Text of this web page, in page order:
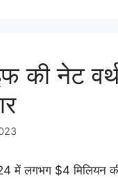
की नेट
में लगभग $4 मिलियन